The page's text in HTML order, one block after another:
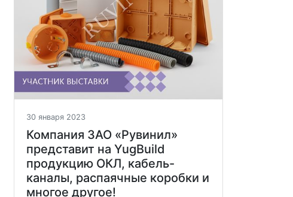
30 января 2023
Компания ЗАО «Рувинил»
представит на YugBuild
продукцию ОКЛ, кабель-
каналы, распаячные коробки и
многое другое!